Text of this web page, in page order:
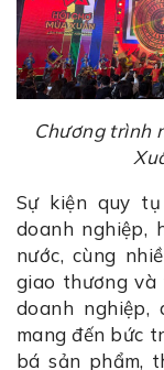
Chương trình
Sự kiện quy
doanh nghiệp,
nước, cùng
giao thương và
doanh nghiệp,
mang đến bức
bá sản phẩm,